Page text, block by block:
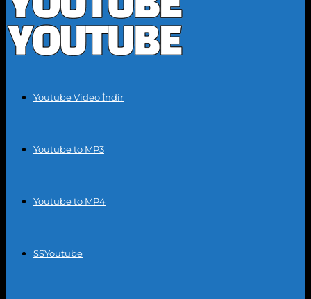
Youtube Video İndir
Youtube to MP3
Youtube to MP4
SSYoutube